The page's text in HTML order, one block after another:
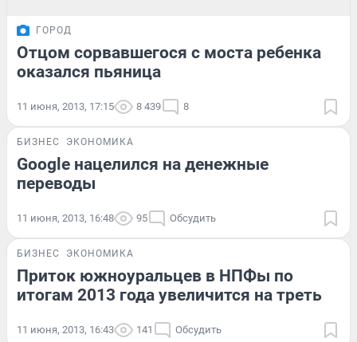
ГОРОД
Отцом сорвавшегося с моста ребенка
оказался пьяница
11 июня, 2013, 17:15 8 439 8
БИЗНЕС ЭКОНОМИКА
Google нацелился на денежные
переводы
11 июня, 2013, 16:48 95 Обсудить
БИЗНЕС ЭКОНОМИКА
Приток южноуральцев в НПФы по
итогам 2013 года увеличится на треть
11 июня, 2013, 16:43 141 Обсудить